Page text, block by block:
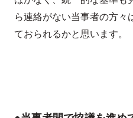
ら連絡がない当事者の方々
ておられるかと思います。